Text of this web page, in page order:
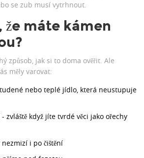
se zub musí vytrhnout.
máte kámen
způsob, jak si to doma ověřit. Ale
měly varovat:
nebo teplé jídlo, která neustupuje
zvláště když jíte tvrdé věci jako ořechy
i po čištění